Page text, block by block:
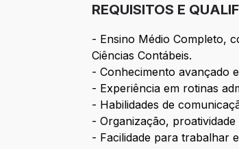
REQUISITOS E
- Ensino Médio Completo,
Ciências Contábeis.
- Conhecimento avançado
- Experiência em rotinas
- Habilidades de
- Organização,
- Facilidade para trabalhar